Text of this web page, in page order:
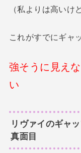
（私よりは高いけ
これがすでにギャ
強そうに見え
い
リヴァイのギャ
真面目